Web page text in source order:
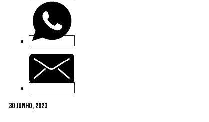
30 Junho, 2023